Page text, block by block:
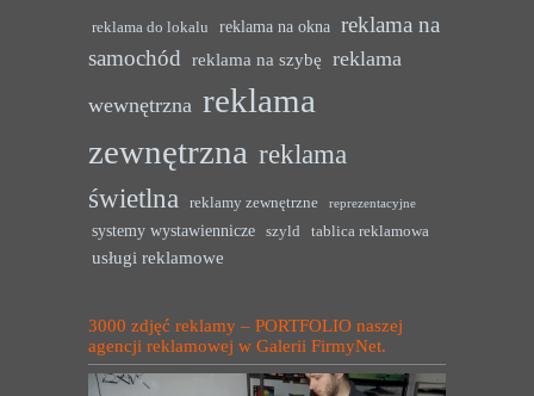
reklama do lokalu reklama na okna reklama na
samochód reklama na szybę reklama
wewnętrzna reklama
zewnętrzna reklama
świetlna
reklamy zewnętrzne reprezentacyjne
systemy wystawiennicze szyld tablica reklamowa
usługi reklamowe
3000 zdjęć reklamy – PORTFOLIO naszej
agencji reklamowej w Galerii FirmyNet.